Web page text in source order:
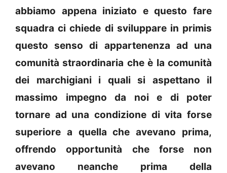
abbiamo appena iniziato e questo fare
squadra ci chiede di sviluppare in primis
questo senso di appartenenza ad una
comunità straordinaria che è la comunità
dei marchigiani i quali si aspettano il
massimo impegno da noi e di poter
tornare ad una condizione di vita forse
superiore a quella che avevano prima,
offrendo opportunità che forse non
avevano neanche prima della